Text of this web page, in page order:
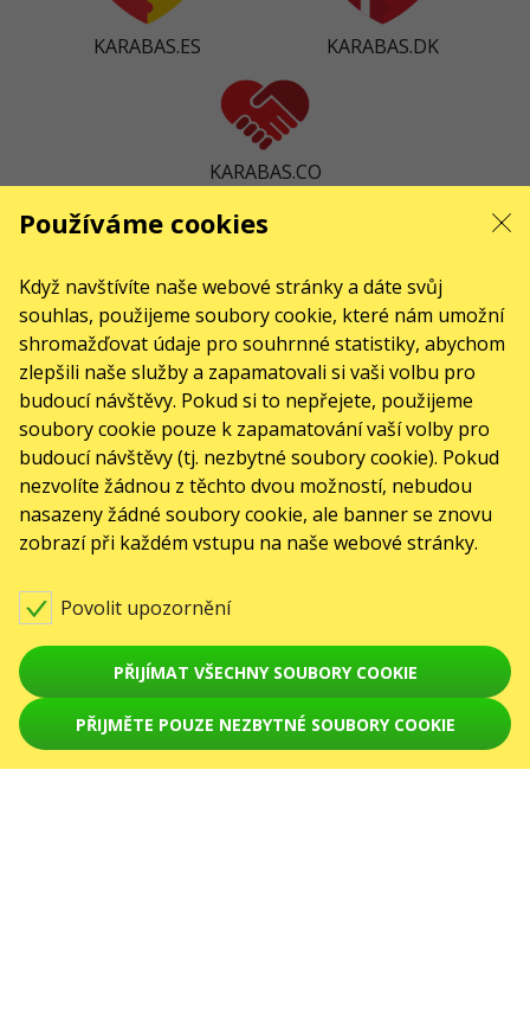
KARABAS.ES KARABAS.DK
KARABAS.CO
Používáme cookies
Když navštívíte naše webové stránky a dáte svůj
souhlas, použijeme soubory cookie, které nám umožní
shromažďovat údaje pro souhrnné statistiky, abychom
zlepšili naše služby a zapamatovali si vaši volbu pro
budoucí návštěvy. Pokud si to nepřejete, použijeme
soubory cookie pouze k zapamatování vaší volby pro
budoucí návštěvy (tj. nezbytné soubory cookie). Pokud
nezvolíte žádnou z těchto dvou možností, nebudou
nasazeny žádné soubory cookie, ale banner se znovu
zobrazí při každém vstupu na naše webové stránky.
Povolit upozornění
PŘIJÍMAT VŠECHNY SOUBORY COOKIE
PŘIJMĚTE POUZE NEZBYTNÉ SOUBORY COOKIE
Máte nějaké dotazy nebo návrhy?
Napište nám
Žádosti se zpracovávají prostřednictvím elektronického formuláře na stránce
sale@karabas.pl
Toto jsou internetové stránky společnosti GO2SHOW.CZ s.r.o., Praha, IČO:
22585010, se sídlem Chotěšovská 680/1
190 00 Praha - Letňany, zapsané v obchodním rejstříku vedeném Městským
soudem v Praze, oddíl C, vložka 418867.
AKCE
Divadla
October 2026 November 2026 December 2026 January 2027
SLUŽBY